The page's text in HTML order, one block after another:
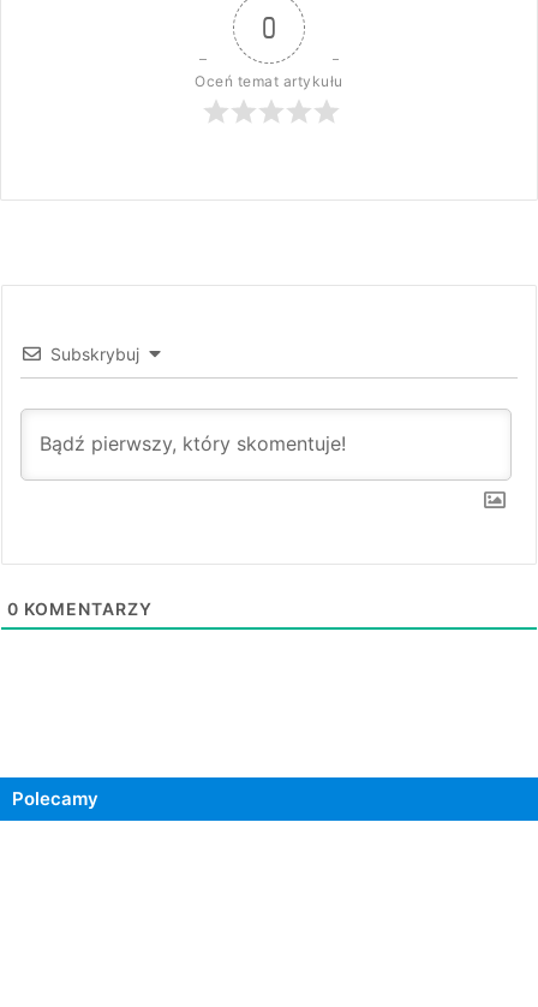
0
Oceń temat artykułu
Subskrybuj
0 KOMENTARZY
Polecamy